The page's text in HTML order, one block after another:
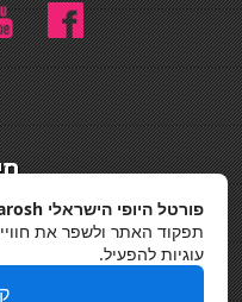
פורטל היופי הישראלי Barosh
תפקוד האתר ולשפר את
עוגיות להפעיל.